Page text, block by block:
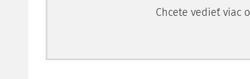
Chcete vedieť viac o